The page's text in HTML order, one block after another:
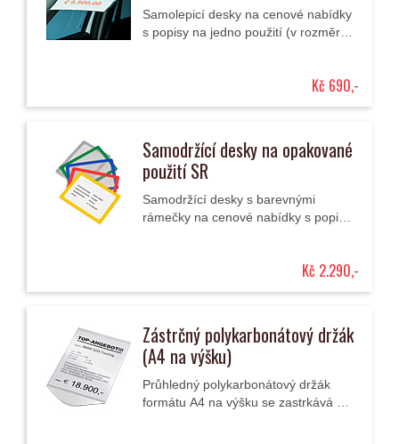
Samolepicí desky na cenové nabídky
s popisy na jedno použití (v rozměru
Kč 690,-
Samodržící desky na opakované
použití SR
Samodržící desky s barevnými
rámečky na cenové nabídky s popisy
Kč 2.290,-
Zástrčný polykarbonátový držák
(A4 na výšku)
Průhledný polykarbonátový držák
formátu A4 na výšku se zastrkává za